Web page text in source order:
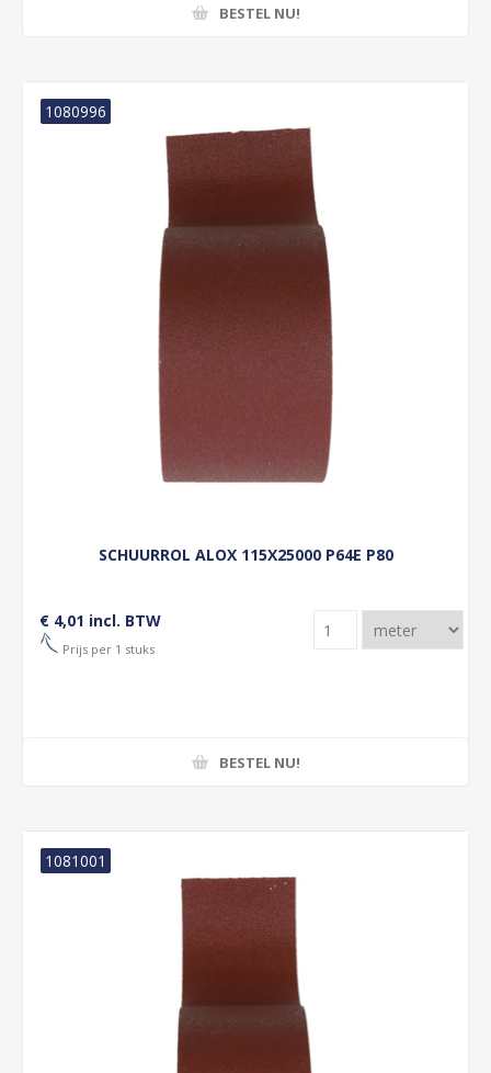
BESTEL NU!
SCHUURROL ALOX 115X25000 P64E P80
1080996
€ 4,01 incl. BTW
Prijs per 1 stuks
BESTEL NU!
1081001